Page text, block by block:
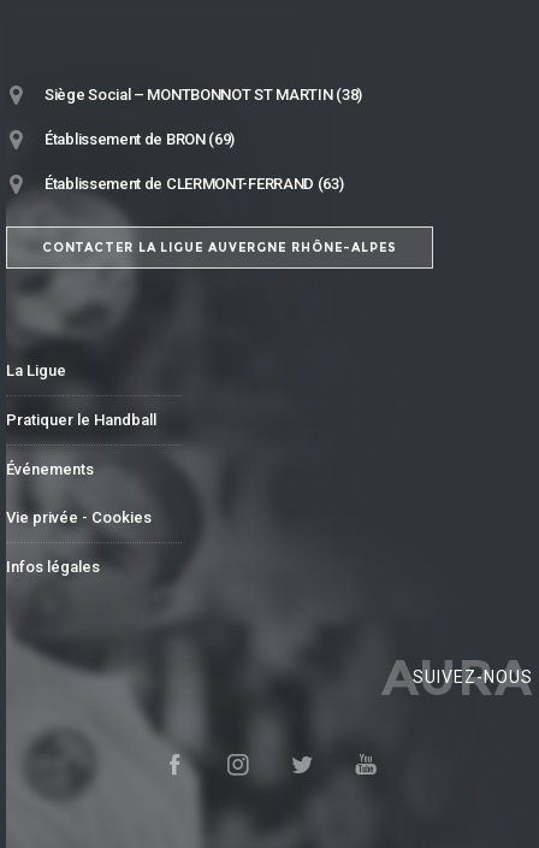
Siège Social – MONTBONNOT ST MARTIN (38)
Établissement de BRON (69)
Établissement de CLERMONT-FERRAND (63)
CONTACTER LA LIGUE AUVERGNE RHÔNE-ALPES
La Ligue
Pratiquer le Handball
Événements
Vie privée - Cookies
Infos légales
AURA
SUIVEZ-NOUS